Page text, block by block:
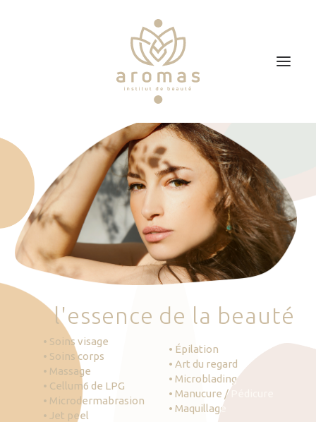
Soins
Je veux faire un bon cadeau
Plan d’accès
Prendre RDV
l'essence de la beauté
• Soins visage
• Soins corps
• Massage
• Cellum6 de LPG
• Microdermabrasion
• Jet peel
• Épilation
• Art du regard
• Microblading
• Manucure / Pédicure
• Maquillage